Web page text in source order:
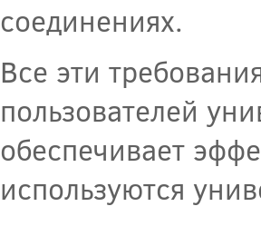
соединениях.
Все эти
пользователей
обеспечивает
используются